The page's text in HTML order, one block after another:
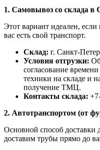
1. Самовывоз со склада в
Этот вариант идеален,
вас есть свой транспорт.
Склад: г. Санкт-
Условия отгрузки:
согласование
техники на складе и
получение ТМЦ.
Контакты склада:
2. Автотранспортом (от
Основной способ доставки
доставим трубы прямо до